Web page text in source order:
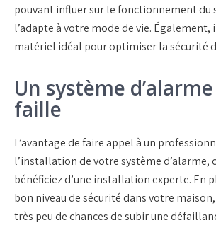
pouvant influer sur le fonctionnement du
l’adapte à votre mode de vie. Également,
matériel idéal pour optimiser la sécurité
Un système
faille
L’avantage de faire appel à un
l’installation de votre système d’alarme,
bénéficiez d’une installation experte. En
bon niveau de sécurité dans votre
très peu de chances de subir une